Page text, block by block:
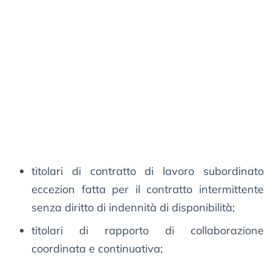
titolari di contratto di lavoro subordinato
eccezion fatta per il contratto intermittente
senza diritto di indennità di disponibilità;
titolari di rapporto di collaborazione
coordinata e continuativa;